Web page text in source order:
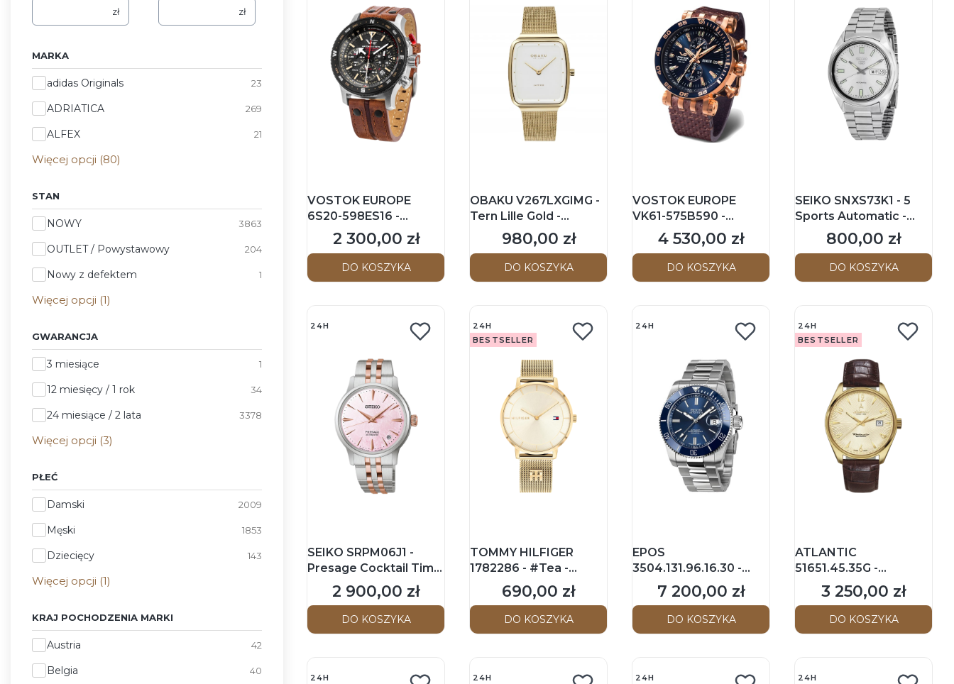
zł zł
MARKA
Marka
adidas Originals 23
ADRIATICA 269
ALFEX 21
Więcej opcji (80)
STAN
StanNOWY 3863
OUTLET / Powystawowy 204
Nowy z defektem 1
Więcej opcji (1)
GWARANCJA
Gwarancja
3 miesiące 1
12 miesięcy / 1 rok 34
24 miesiące / 2 lata 3378
Więcej opcji (3)
PŁEĆ
PłećDamski 2009
Męski 1853
Dziecięcy 143
Więcej opcji (1)
KRAJ POCHODZENIA MARKI
Kraj pochodzenia marki
Austria 42
Belgia 40
VOSTOK EUROPE
6S20-598ES16 -
Expedition North Pole -
Ratownik Tatr "Klimek"
- Męski - Zegarek na
pasku - Limitowana
Cena
2 300,00 zł
DO KOSZYKA
OBAKU V267LXGIMG -
Tern Lille Gold -
Damski - Zegarek na
bransolecie mesh
Cena
980,00 zł
DO KOSZYKA
VOSTOK EUROPE
VK61-575B590 -
Energia Rocket Chrono
- Męski - Zegarek na
pasku
Cena
4 530,00 zł
DO KOSZYKA
SEIKO SNXS73K1 - 5
Sports Automatic -
Męski - Zegarek
mechaniczny
Cena
800,00 zł
DO KOSZYKA
24H
SEIKO SRPM06J1 -
Presage Cocktail Time
- Damski - Zegarek
mechaniczny
Cena
2 900,00 zł
DO KOSZYKA
24H
BESTSELLER
TOMMY HILFIGER
1782286 - #Tea -
Damski - Zegarek na
bransolecie mesh
Cena
690,00 zł
DO KOSZYKA
24H
EPOS
3504.131.96.16.30 -
Sportive Diver - Męski -
Zegarek na
bransolecie
Cena
7 200,00 zł
DO KOSZYKA
24H
BESTSELLER
ATLANTIC
51651.45.35G -
Worldmaster Art Deco
- Męski - Zegarek na
Cena
3 250,00 zł
DO KOSZYKA
24H
24H
24H
24H